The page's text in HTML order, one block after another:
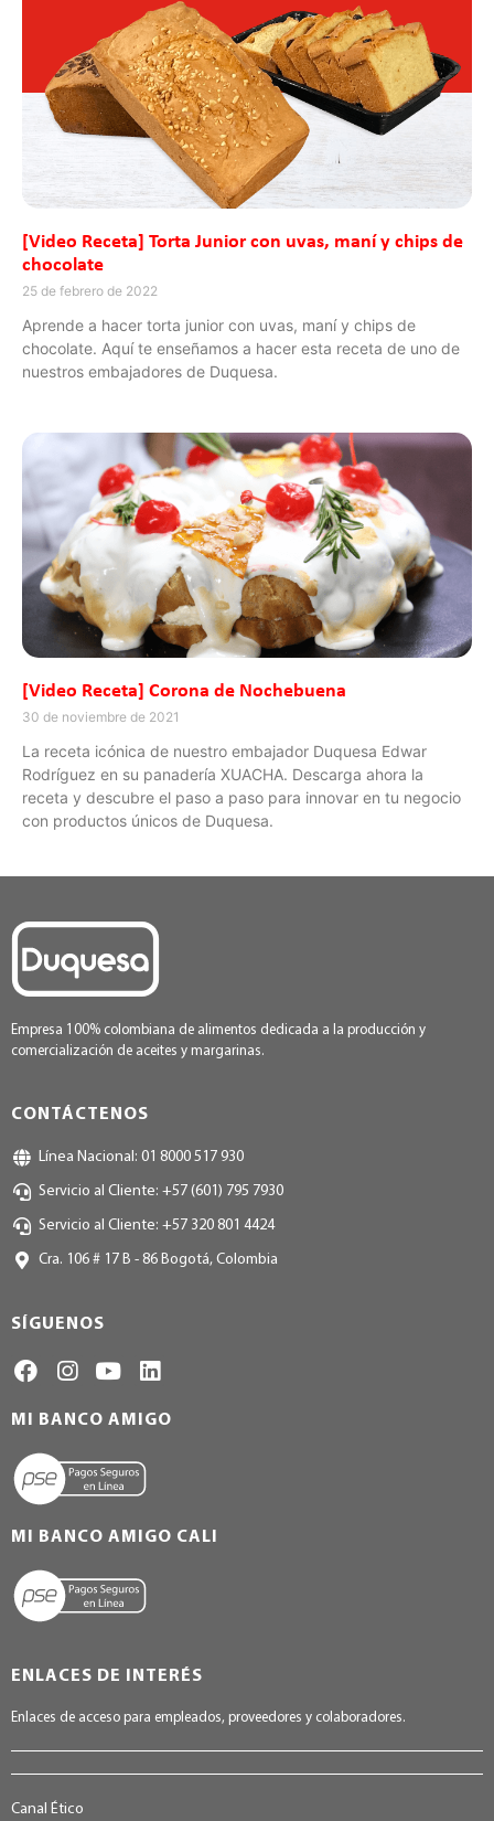
[Video Receta] Torta Junior con uvas, maní y chips de
chocolate
25 de febrero de 2022
Aprende a hacer torta junior con uvas, maní y chips de
chocolate. Aquí te enseñamos a hacer esta receta de uno de
nuestros embajadores de Duquesa.
[Video Receta] Corona de Nochebuena
30 de noviembre de 2021
La receta icónica de nuestro embajador Duquesa Edwar
Rodríguez en su panadería XUACHA. Descarga ahora la
receta y descubre el paso a paso para innovar en tu negocio
con productos únicos de Duquesa.
Empresa 100% colombiana de alimentos dedicada a la producción y
comercialización de aceites y margarinas.
CONTÁCTENOS
Línea Nacional: 01 8000 517 930
Servicio al Cliente: +57 (601) 795 7930
Servicio al Cliente: +57 320 801 4424
Cra. 106 # 17 B - 86 Bogotá, Colombia
SÍGUENOS
MI BANCO AMIGO
MI BANCO AMIGO CALI
ENLACES DE INTERÉS
Enlaces de acceso para empleados, proveedores y colaboradores.
Canal Ético